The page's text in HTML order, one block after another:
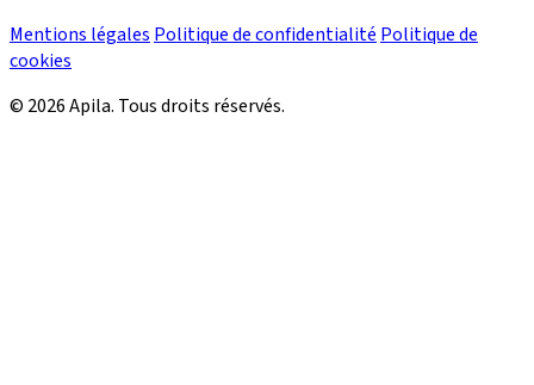
Mentions légales Politique de confidentialité Politique de
cookies
© 2026 Apila. Tous droits réservés.